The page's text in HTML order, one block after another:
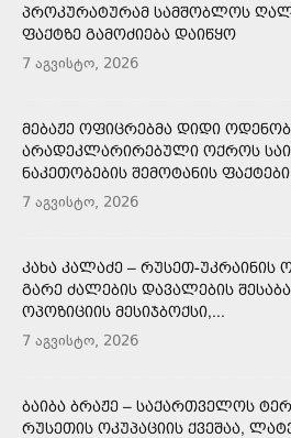
ᲞᲠᲝᲙᲣᲠᲐᲢᲣᲠᲐᲛ ᲡᲐᲛᲨᲝᲑᲚᲝᲡ
ᲤᲐᲥᲢᲖᲔ ᲒᲐᲛᲝᲫᲘᲔᲑᲐ ᲓᲐᲘᲬᲧᲝ
7 აგვისტო, 2026
ᲛᲔᲑᲐᲟᲔ ᲝᲤᲘᲪᲠᲔᲑᲛᲐ ᲓᲘᲓᲘ
ᲐᲠᲐᲓᲔᲙᲚᲐᲠᲘᲠᲔᲑᲣᲚᲘ ᲝᲥᲠᲝᲡ
ᲜᲐᲙᲔᲗᲝᲑᲔᲑᲘᲡ ᲨᲔᲛᲝᲢᲐᲜᲘᲡ
7 აგვისტო, 2026
ᲙᲐᲮᲐ ᲙᲐᲚᲐᲫᲔ – ᲠᲣᲡᲔᲗ-ᲣᲙᲠᲐᲘᲜᲘᲡ
ᲒᲐᲠᲔ ᲫᲐᲚᲔᲑᲘᲡ ᲓᲐᲕᲐᲚᲔᲑᲘᲡ
ᲝᲞᲝᲖᲘᲪᲘᲘᲡ ᲛᲔᲡᲘᲯᲑᲝᲥᲡᲘ,...
7 აგვისტო, 2026
ᲑᲐᲘᲑᲐ ᲑᲠᲐᲟᲔ – ᲡᲐᲥᲐᲠᲗᲕᲔᲚᲝᲡ
ᲠᲣᲡᲔᲗᲘᲡ ᲝᲙᲣᲞᲐᲪᲘᲘᲡ ᲥᲕᲔᲨᲐᲐ,